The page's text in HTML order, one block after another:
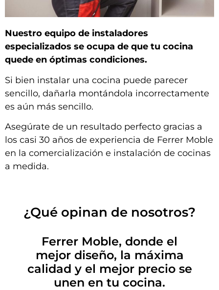
Nuestro equipo de instaladores
especializados se ocupa de que tu cocina
quede en óptimas condiciones.
Si bien instalar una cocina puede parecer
sencillo, dañarla montándola incorrectamente
es aún más sencillo.
Asegúrate de un resultado perfecto gracias a
los casi 30 años de experiencia de Ferrer Moble
en la comercialización e instalación de cocinas
a medida.
¿Qué opinan de nosotros?
Ferrer Moble, donde el
mejor diseño, la máxima
calidad y el mejor precio se
unen en tu cocina.